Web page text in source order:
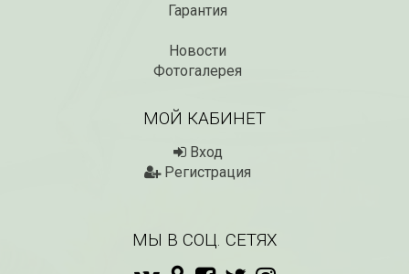
Гарантия
Новости
Фотогалерея
МОЙ КАБИНЕТ
Вход
Регистрация
МЫ В СОЦ. СЕТЯХ